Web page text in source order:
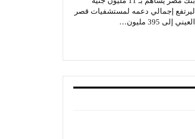
ليرتفع إجمالي دعمه لمستشفيات قصر
العيني إلى 395 مليون…